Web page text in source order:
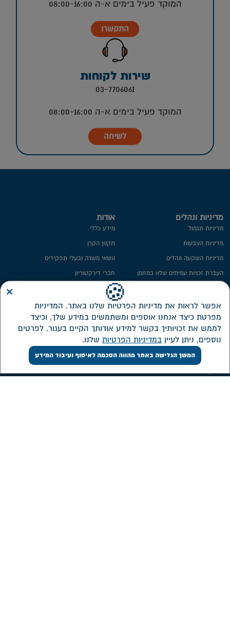
המוקד פעיל בימים א-ה 08:00-16:00
התקשרו
שירות לקוחות
03-7706061
המוקד פעיל בימים א-ה 08:00-16:00
לשיחה
אודות
מידע כללי
תקנון הקרן
נושאי משרה ובעלי תפקידים
חברי דירקטוריון
ועדת השקעות
ועדת הביקורת
ממונה על פניות הציבור
מבנה אחזקות
מדיניות ונהלים
מדיניות תגמול
מדיניות הצבעות
מדיניות השקעה ונהלים
העברת זכויות עמיתים שלא במזומן
מידע סטטיסטי
חתימה ממוחשבת
מדיניות פרטיות​
שירות לקוחות
🍪
אפשר לראות את מדיניות הפרטיות שלנו באתר. המדיניות
מפרטת כיצד אנחנו אוספים ומשתמשים במידע שלך, וכיצד
לממש את זכויותיך בקשר למידע אודותך הקיים בעגור. לפרטים
נוספים, ניתן לעיין במדיניות הפרטיות שלנו.
המשך הגלישה באתר מהווה הסכמה לאיסוף ועיבוד המידע
×